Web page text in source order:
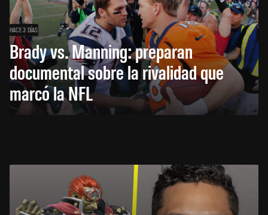
HACE 3 DÍAS
Brady vs. Manning: preparan
documental sobre la rivalidad que
marcó la NFL